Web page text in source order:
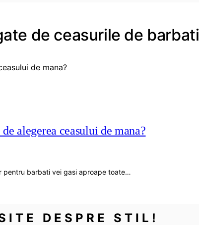
de ceasurile de barbati
alegerea ceasului de mana?
pentru barbati vei gasi aproape toate…